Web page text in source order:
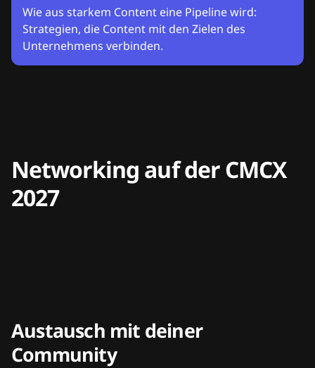
Wie aus starkem Content eine Pipeline wird:
Strategien, die Content mit den Zielen des
Unternehmens verbinden.
Networking auf der CMCX
2027
Austausch mit deiner
Community